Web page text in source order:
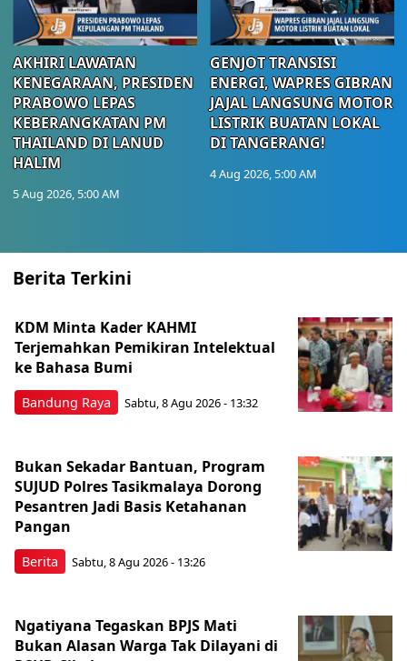
AKHIRI LAWATAN
KENEGARAAN, PRESIDEN
PRABOWO LEPAS
KEBERANGKATAN PM
THAILAND DI LANUD
HALIM
5 Aug 2026, 5:00 AM
GENJOT TRANSISI
ENERGI, WAPRES GIBRAN
JAJAL LANGSUNG MOTOR
LISTRIK BUATAN LOKAL
DI TANGERANG!
4 Aug 2026, 5:00 AM
Berita Terkini
Bandung Raya
KDM Minta Kader KAHMI
Terjemahkan Pemikiran Intelektual
ke Bahasa Bumi
Sabtu, 8 Agu 2026 - 13:32
Berita
Bukan Sekadar Bantuan, Program
SUJUD Polres Tasikmalaya Dorong
Pesantren Jadi Basis Ketahanan
Pangan
Sabtu, 8 Agu 2026 - 13:26
Ngatiyana Tegaskan BPJS Mati
Bukan Alasan Warga Tak Dilayani di